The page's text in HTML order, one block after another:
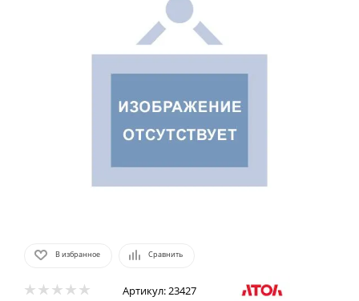
В избранное Сравнить
Артикул:23427